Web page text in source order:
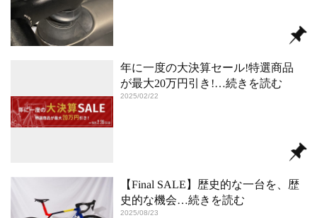
年に一度の大決算セール!特選商品
が最大20万円引き!…続きを読む
2025/02/22
【Final SALE】歴史的な一台を、歴
史的な機会…続きを読む
2025/08/23